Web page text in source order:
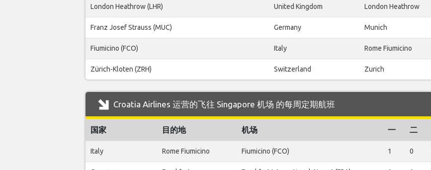
London Heathrow (LHR) United Kingdom London Heathrow
Franz Josef Strauss (MUC) Germany Munich
Fiumicino (FCO) Italy Rome Fiumicino
Zürich-Kloten (ZRH) Switzerland Zurich
Croatia Airlines 运营的飞往 Singapore 机场 的每周定期航班
国家 目的地 机场 一 二
Italy Rome Fiumicino Fiumicino (FCO) 1 0